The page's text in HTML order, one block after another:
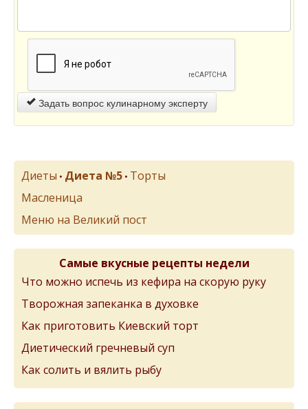
Задать вопрос кулинарному эксперту
Диеты • Диета №5 • Торты
Масленица
Меню на Великий пост
Самые вкусные рецепты недели
Что можно испечь из кефира на скорую руку
Творожная запеканка в духовке
Как приготовить Киевский торт
Диетический гречневый суп
Как солить и вялить рыбу